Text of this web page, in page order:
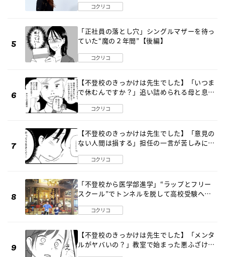
コクリコ
「正社員の落とし穴」シングルマザーを待っ
ていた“魔の２年間”【後編】
コクリコ
【不登校のきっかけは先生でした】「いつま
で休むんですか？」追い詰められる母と息子
コクリコ
【不登校のきっかけは先生でした】「意見の
ない人間は損する」担任の一言が苦しみに…
コクリコ
「不登校から医学部進学」“ラップとフリー
スクール”でトンネルを脱して高校受験へ
コクリコ
【不登校のきっかけは先生でした】「メンタ
ルがヤバいの？」教室で始まった悪ふざけ